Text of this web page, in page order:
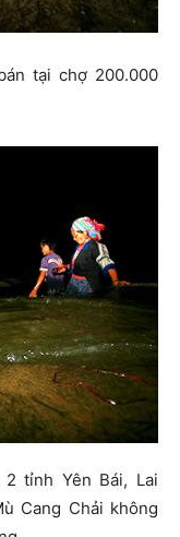
tại chợ 200.000
tỉnh Yên Bái, Lai
Cang Chải không